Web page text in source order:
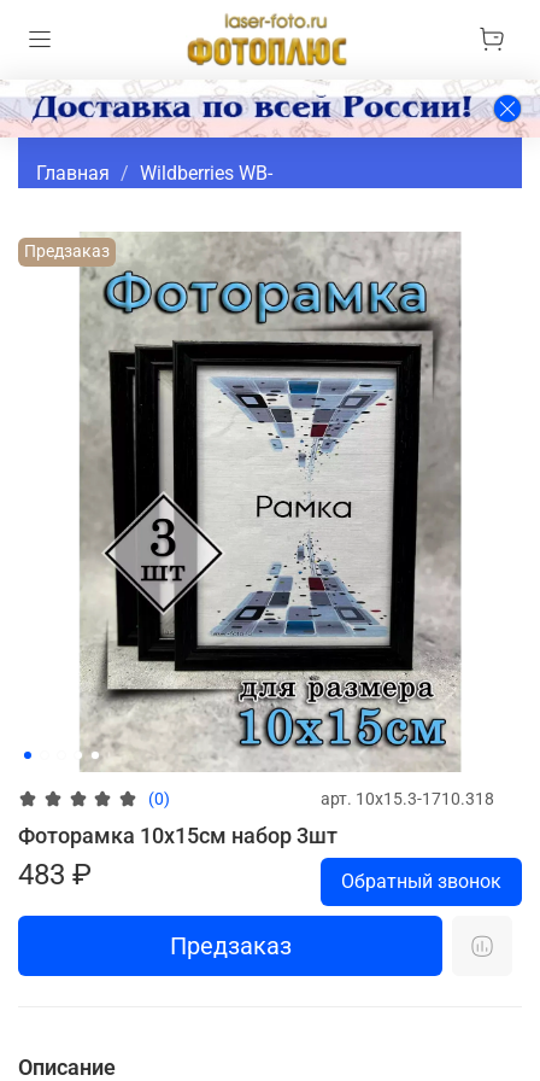
Главная Wildberries WB-
Предзаказ
(0) арт. 10х15.3-1710.318
Фоторамка 10х15см набор 3шт
483 ₽ Обратный звонок
Предзаказ
Описание